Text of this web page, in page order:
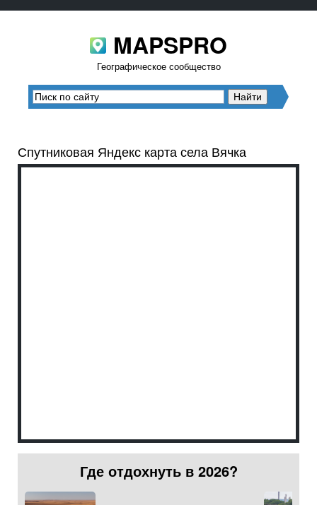
MAPSPRO
Географическое сообщество
Спутниковая Яндекс карта села Вячка
Где отдохнуть в 2026?